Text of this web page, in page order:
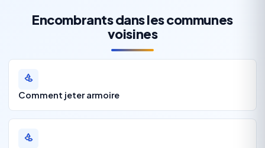
Encombrants dans les communes
voisines
Comment jeter armoire